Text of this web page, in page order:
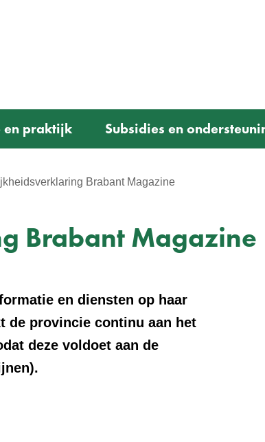
en praktijk Subsidies en
Brabant Magazine
Brabant Magazine
en diensten op haar
de provincie continu aan het
deze voldoet aan de